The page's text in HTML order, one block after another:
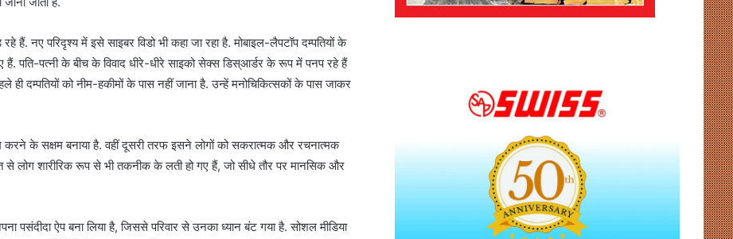
नए परिदृश्य में इसे साइबर विडो भी कहा जा रहा है. मोबाइल-लैपटॉप दम्पतियों के
पति-पत्नी के बीच के विवाद धीरे-धीरे साइको सेक्स डिस्आर्डर के रूप में पनप रहे हैं
दम्पतियों को नीम-हकीमों के पास नहीं जाना है. उन्हें मनोचिकित्सकों के पास जाकर
करने के सक्षम बनाया है. वहीं दूसरी तरफ इसने लोगों को सकरात्मक और रचनात्मक
से लोग शारीरिक रूप से भी तकनीक के लती हो गए हैं, जो सीधे तौर पर मानसिक और
ऐप बना लिया है, जिससे परिवार से उनका ध्यान बंट गया है. सोशल मीडिया